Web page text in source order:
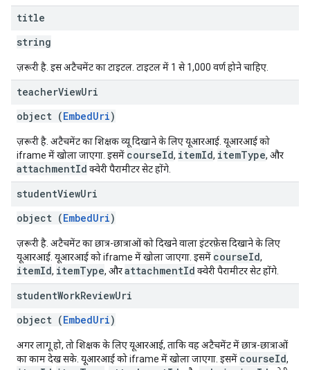
title
string
ज़रूरी है. इस अटैचमेंट का टाइटल. टाइटल में 1 से 1,000 वर्ण होने चाहिए.
teacherViewUri
object (EmbedUri)
ज़रूरी है. अटैचमेंट का शिक्षक व्यू दिखाने के लिए यूआरआई. यूआरआई को
iframe में खोला जाएगा. इसमें courseId, itemId, itemType, और
attachmentId क्वेरी पैरामीटर सेट होंगे.
studentViewUri
object (EmbedUri)
ज़रूरी है. अटैचमेंट का छात्र-छात्राओं को दिखने वाला इंटरफ़ेस दिखाने के लिए
यूआरआई. यूआरआई को iframe में खोला जाएगा. इसमें courseId,
itemId, itemType, औरattachmentId क्वेरी पैरामीटर सेट होंगे.
studentWorkReviewUri
object (EmbedUri)
अगर लागू हो, तो शिक्षक के लिए यूआरआई, ताकि वह अटैचमेंट में छात्र-छात्राओं
का काम देख सके. यूआरआई को iframe में खोला जाएगा. इसमें courseId,